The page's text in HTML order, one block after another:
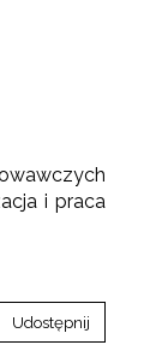
i praca
Udostępnij